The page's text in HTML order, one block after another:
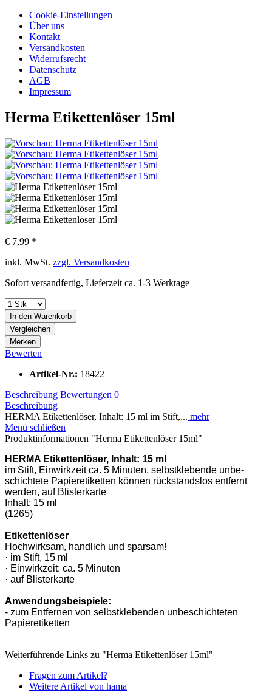
Cookie-Einstellungen
Über uns
Kontakt
Versandkosten
Widerrufsrecht
Datenschutz
AGB
Impressum
Herma Etikettenlöser 15ml
€ 7,99 *
inkl. MwSt. zzgl. Versandkosten
Sofort versandfertig, Lieferzeit ca. 1-3 Werktage
In den Warenkorb
Vergleichen
Merken
Bewerten
Artikel-Nr.: 18422
Beschreibung Bewertungen 0
Beschreibung
HERMA Etikettenlöser, Inhalt: 15 ml im Stift,... mehr
Menü schließen
Produktinformationen "Herma Etikettenlöser 15ml"
HERMA Etikettenlöser, Inhalt: 15 ml
im Stift, Einwirkzeit ca. 5 Minuten, selbstklebende unbe-
schichtete Papieretiketten können rückstandslos entfernt
werden, auf Blisterkarte
Inhalt: 15 ml
(1265)
Etikettenlöser
Hochwirksam, handlich und sparsam!
· im Stift, 15 ml
· Einwirkzeit: ca. 5 Minuten
· auf Blisterkarte
Anwendungsbeispiele:
- zum Entfernen von selbstklebenden unbeschichteten
Papieretiketten
Weiterführende Links zu "Herma Etikettenlöser 15ml"
Fragen zum Artikel?
Weitere Artikel von hama